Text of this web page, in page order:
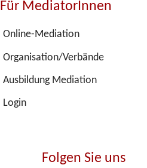
Für MediatorInnen
Online-Mediation
Organisation/Verbände
Ausbildung Mediation
Login
Folgen Sie uns